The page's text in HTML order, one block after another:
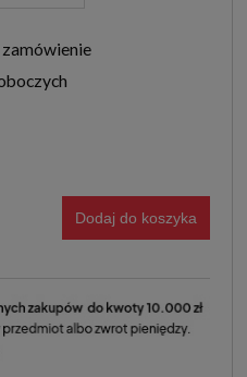
Dodaj do koszyka